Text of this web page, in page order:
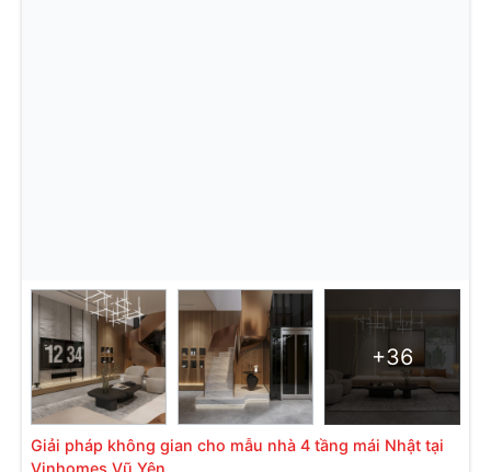
+36
Giải pháp không gian cho mẫu nhà 4 tầng mái Nhật tại
Vinhomes Vũ Yên